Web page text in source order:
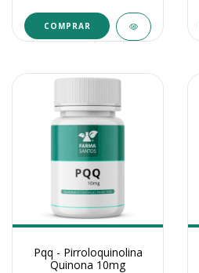
COMPRAR
Pqq - Pirroloquinolina
Quinona 10mg